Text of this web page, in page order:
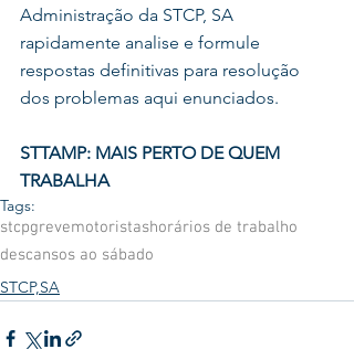
Administração da STCP, SA
rapidamente analise e formule
respostas definitivas para resolução
dos problemas aqui enunciados.
STTAMP: MAIS PERTO DE QUEM
TRABALHA
Tags:
stcpgrevemotoristashorários de trabalho
descansos ao sábado
STCP,SA